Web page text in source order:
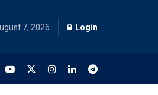
7, 2026 Login